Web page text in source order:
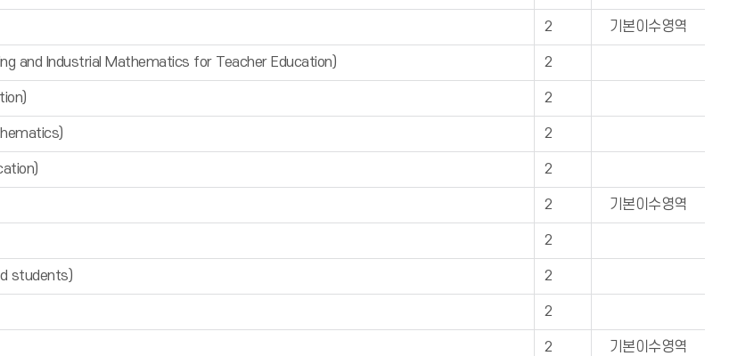
2 기본이수영역
and Industrial Mathematics for Teacher Education) 2
2
2
2
2 기본이수영역
2
students) 2
2
2 기본이수영역